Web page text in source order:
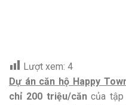
Lượt xem: 4
Dự án căn hộ Happy
chỉ 200 triệu/căncủa tập